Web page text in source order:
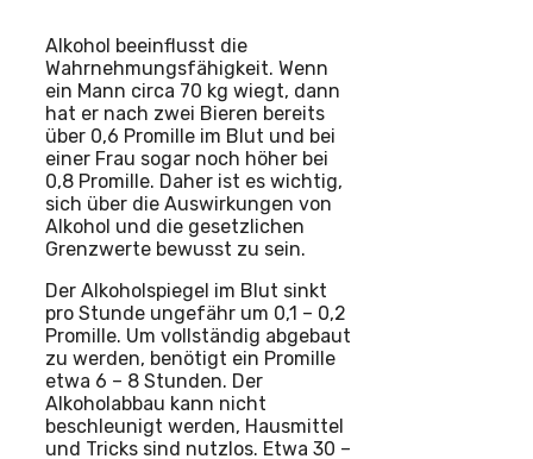
Alkohol beeinflusst die
Wahrnehmungsfähigkeit. Wenn
ein Mann circa 70 kg wiegt, dann
hat er nach zwei Bieren bereits
über 0,6 Promille im Blut und bei
einer Frau sogar noch höher bei
0,8 Promille. Daher ist es wichtig,
sich über die Auswirkungen von
Alkohol und die gesetzlichen
Grenzwerte bewusst zu sein.
Der Alkoholspiegel im Blut sinkt
pro Stunde ungefähr um 0,1 – 0,2
Promille. Um vollständig abgebaut
zu werden, benötigt ein Promille
etwa 6 – 8 Stunden. Der
Alkoholabbau kann nicht
beschleunigt werden, Hausmittel
und Tricks sind nutzlos. Etwa 30 –